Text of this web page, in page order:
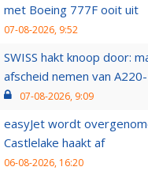
met Boeing 777F ooit uit
07-08-2026, 9:52
SWISS hakt knoop door:
afscheid nemen van
07-08-2026, 9:09
easyJet wordt
Castlelake haakt af
06-08-2026, 16:20